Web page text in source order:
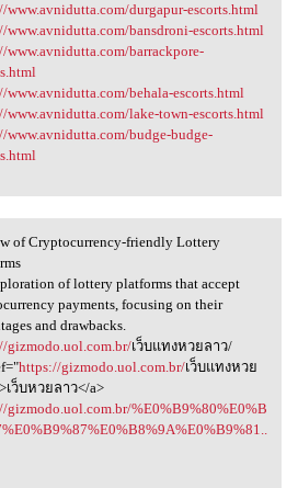
www.avnidutta.com/durgapur-escorts.html
www.avnidutta.com/bansdroni-escorts.html
www.avnidutta.com/barrackpore-
www.avnidutta.com/behala-escorts.html
www.avnidutta.com/lake-town-escorts.html
www.avnidutta.com/budge-budge-
of Cryptocurrency
of Cryptocurrency-friendly Lottery
of lottery platforms that accept
payments, focusing on their
and drawbacks.
gizmodo.uol.com.br/เว็บแทงหวยลาว/
https://gizmodo.uol.com.br/เว็บแทงหวย
เว็บหวยลาว</a>
gizmodo.uol.com.br/%E0%B9%80%E0%B